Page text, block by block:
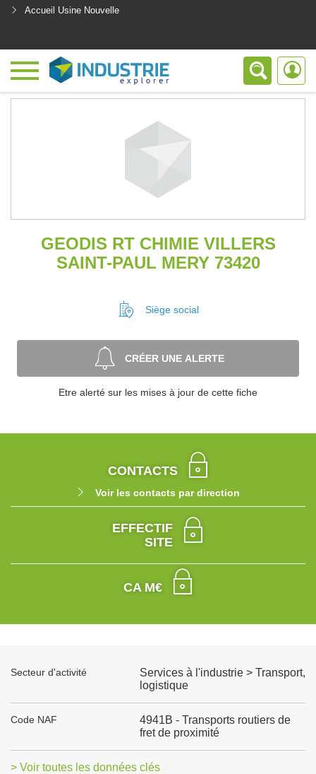
Accueil Usine Nouvelle
GEODIS RT CHIMIE VILLERS
SAINT-PAUL MERY 73420
Siège social
CRÉER UNE ALERTE
Etre alerté sur les mises à jour de cette fiche
CONTACTS
Voir les contacts par direction
EFFECTIF
SITE
CA M€
Secteur d'activité
Services à l'industrie > Transport,
logistique
Code NAF
4941B - Transports routiers de
fret de proximité
> Voir toutes les données clés